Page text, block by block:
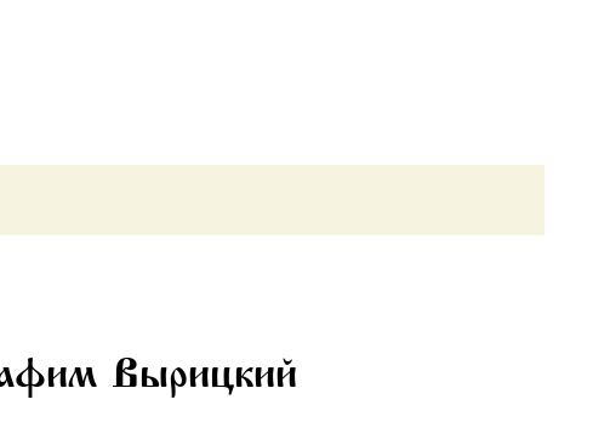
Вырицкий